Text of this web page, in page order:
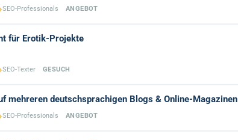
SEO-Professionals ANGEBOT
für Erotik-Projekte
SEO-Texter GESUCH
mehreren deutschsprachigen Blogs & Online-Magazinen
SEO-Professionals ANGEBOT